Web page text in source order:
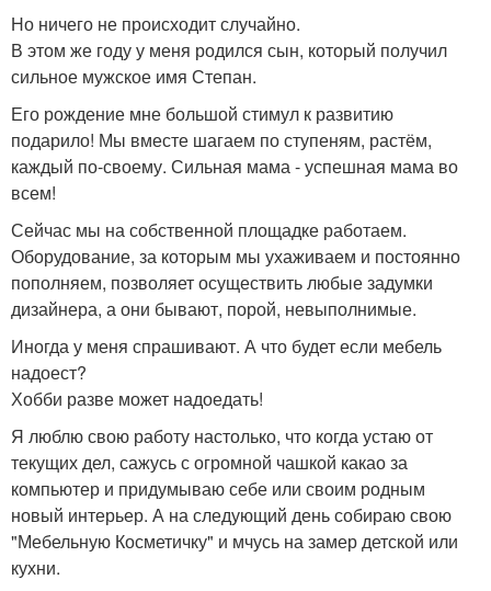
Но ничего не происходит случайно.
В этом же году у меня родился сын, который получил
сильное мужское имя Степан.
Его рождение мне большой стимул к развитию
подарило! Мы вместе шагаем по ступеням, растём,
каждый по-своему. Сильная мама - успешная мама во
всем!
Сейчас мы на собственной площадке работаем.
Оборудование, за которым мы ухаживаем и постоянно
пополняем, позволяет осуществить любые задумки
дизайнера, а они бывают, порой, невыполнимые.
Иногда у меня спрашивают. А что будет если мебель
надоест?
Хобби разве может надоедать!
Я люблю свою работу настолько, что когда устаю от
текущих дел, сажусь с огромной чашкой какао за
компьютер и придумываю себе или своим родным
новый интерьер. А на следующий день собираю свою
"Мебельную Косметичку" и мчусь на замер детской или
кухни.